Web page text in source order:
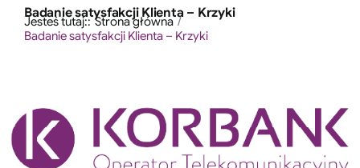
treści
PrzejdźBadanie satysfakcji Klienta – Krzyki
Jesteś tutaj:: Strona główna
Badanie satysfakcji Klienta – Krzyki